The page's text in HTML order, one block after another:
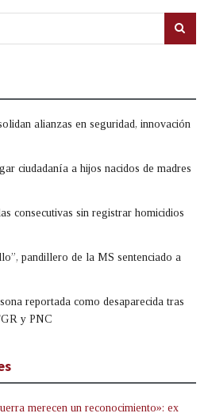
alianzas en seguridad, innovación
ciudadanía a hijos nacidos de madres
consecutivas sin registrar homicidios
pandillero de la MS sentenciado a
reportada como desaparecida tras
y PNC
merecen un reconocimiento»: ex